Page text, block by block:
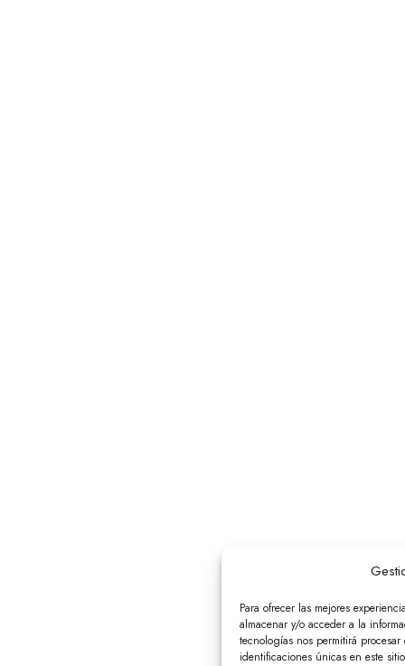
Para ofrecer las mejores
almacenar y/o acceder a la
tecnologías nos permitirá
identificaciones únicas en este